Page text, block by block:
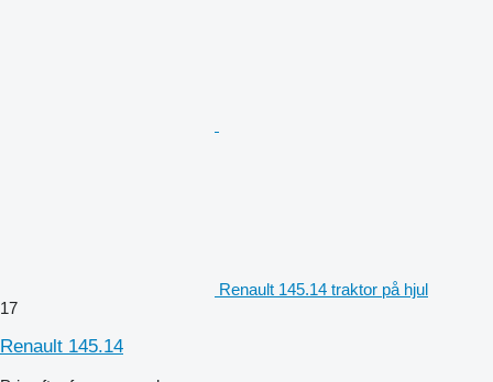
Renault 145.14 traktor på hjul
17
Renault 145.14